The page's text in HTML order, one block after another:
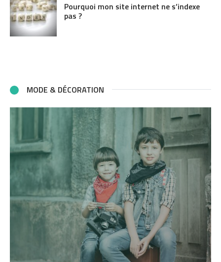
Pourquoi mon site internet ne s’indexe
pas ?
MODE & DÉCORATION